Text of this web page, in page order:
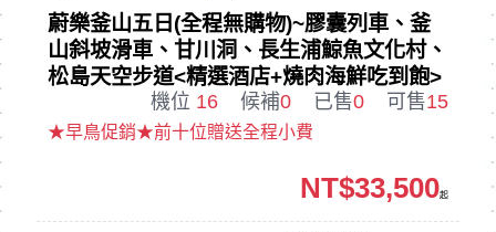
蔚樂釜山五日(全程無購物)~膠囊列車、釜
山斜坡滑車、甘川洞、長生浦鯨魚文化村、
松島天空步道<精選酒店+燒肉海鮮吃到飽>
機位 16 候補0 已售0 可售15
★早鳥促銷★前十位贈送全程小費
NT$33,500起